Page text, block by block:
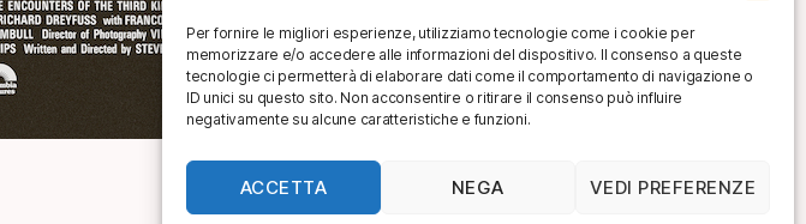
Per fornire le migliori esperienze, utilizziamo tecnologie come i cookie per
memorizzare e/o accedere alle informazioni del dispositivo. Il consenso a queste
tecnologie ci permetterà di elaborare dati come il comportamento di navigazione o
ID unici su questo sito. Non acconsentire o ritirare il consenso può influire
negativamente su alcune caratteristiche e funzioni.
ACCETTA NEGA VEDI PREFERENZE